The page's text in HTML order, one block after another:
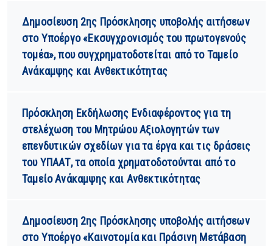
Δημοσίευση 2ης Πρόσκλησης υποβολής αιτήσεων
στο Υποέργο «Εκσυγχρονισμός του πρωτογενούς
τομέα», που συγχρηματοδοτείται από το Ταμείο
Ανάκαμψης και Ανθεκτικότητας
Πρόσκληση Εκδήλωσης Ενδιαφέροντος για τη
στελέχωση του Μητρώου Αξιολογητών των
επενδυτικών σχεδίων για τα έργα και τις δράσεις
του ΥΠΑΑΤ, τα οποία χρηματοδοτούνται από το
Ταμείο Ανάκαμψης και Ανθεκτικότητας
Δημοσίευση 2ης Πρόσκλησης υποβολής αιτήσεων
στο Υποέργο «Καινοτομία και Πράσινη Μετάβαση